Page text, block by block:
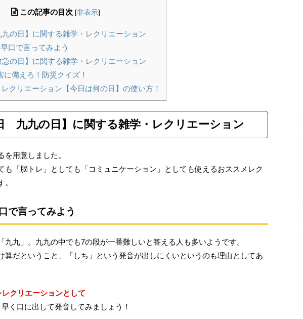
この記事の目次 [非表示]
の日】に関する雑学・レクリエーション
口で言ってみよう
の日】に関する雑学・レクリエーション
に備えろ！防災クイズ！
クリエーション【今日は何の日】の使い方！
九九の日】に関する雑学・レクリエーション
を用意しました。
も「脳トレ」としても「コミュニケーション」としても使えるおススメレク
。
で言ってみよう
九九」。九九の中でも7の段が一番難しいと答える人も多いようです。
算だということ、「しち」という発音が出しにくいというのも理由としてあ
クリエーションとして
く口に出して発音してみましょう！